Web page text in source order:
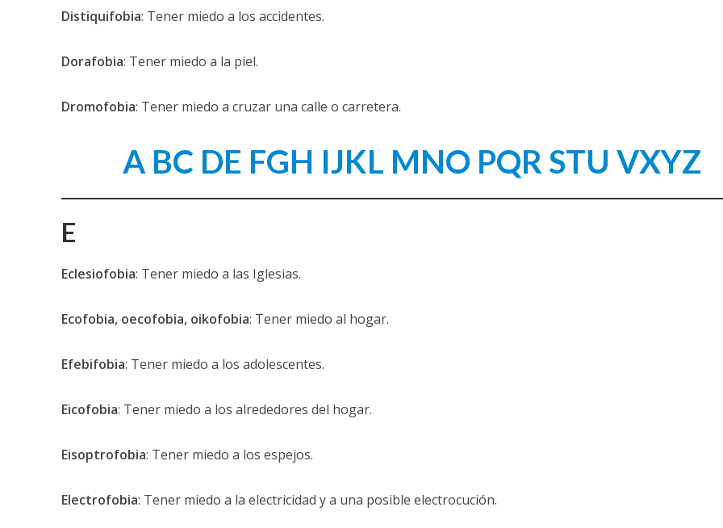
Distiquifobia: Tener miedo a los accidentes.
Dorafobia: Tener miedo a la piel.
Dromofobia: Tener miedo a cruzar una calle o carretera.
A BC DE FGH IJKL MNO PQR STU VXYZ
E
Eclesiofobia: Tener miedo a las Iglesias.
Ecofobia, oecofobia, oikofobia: Tener miedo al hogar.
Efebifobia: Tener miedo a los adolescentes.
Eicofobia: Tener miedo a los alrededores del hogar.
Eisoptrofobia: Tener miedo a los espejos.
Electrofobia: Tener miedo a la electricidad y a una posible electrocución.